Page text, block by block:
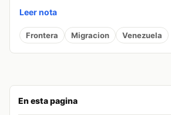
En esta pagina
Leer nota
Frontera Migracion Venezuela